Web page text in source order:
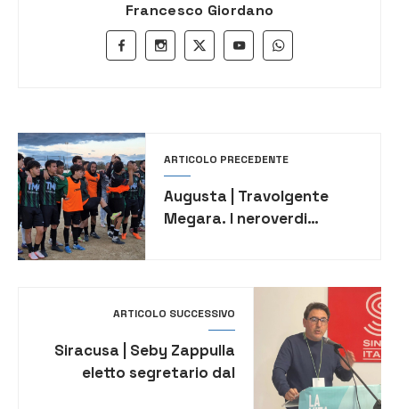
Francesco Giordano
ARTICOLO PRECEDENTE
Augusta | Travolgente
Megara. I neroverdi
ARTICOLO SUCCESSIVO
Siracusa | Seby Zappulla
eletto segretario dal